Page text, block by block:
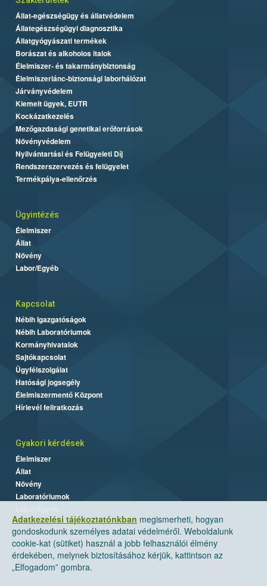
Adatkezelési tájékoztatónkban megismerheti, hogyan
gondoskodunk személyes adatai védelméről. Weboldalunk
cookie-kat (sütiket) használ a jobb felhasználói élmény
érdekében, melynek biztosításához kérjük, kattintson az
„Elfogadom” gombra.
Állat-egészségügy és állatvédelem
Állategészségügyi diagnosztika
Állatgyógyászati termékek
Borászat és alkoholos italok
Élelmiszer- és takarmánybiztonság
Élelmiszerlánc-biztonsági laborhálózat
Járványvédelem
Kiemelt ügyek, EUTR
Kockázatkezelés
Mezőgazdasági genetikai erőforrások
Növényvédelem
Nyilvántartási és Felügyeleti Díj
Rendszerszervezés és felügyelet
Termékpálya-ellenőrzés
Ügyintézés
Élelmiszer
Állat
Növény
Labor/Egyéb
Kapcsolat
Nébih Igazgatóságok
Nébih Laboratóriumok
Kormányhivatalok
Sajtókapcsolat
Ügyfélszolgálat
Hatósági jogsegély
Élelmiszermentő Központ
Hírlevél feliratkozás
Gyakori kérdések
Élelmiszer
Állat
Növény
Laboratóriumok